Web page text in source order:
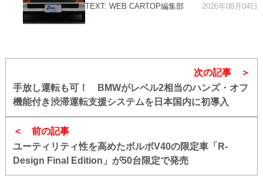
TEXT: WEB CARTOP編集部 2026年08月04日
前の記事
ユーティリティ性を高めたボルボV40の限定車「R-
Design Final Edition」が50台限定で発売
次の記事
手放し運転も可！ BMWがレベル2相当のハンズ・オフ
機能付き渋滞運転支援システムを日本国内に初導入